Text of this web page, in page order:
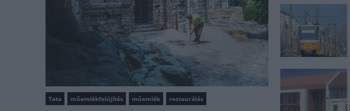
Tata műemlékfelújítás műemlék restaurálás